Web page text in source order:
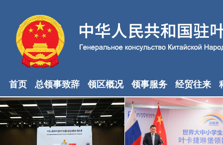
首页 总领事致辞 领区概况 领事服务 经贸往来